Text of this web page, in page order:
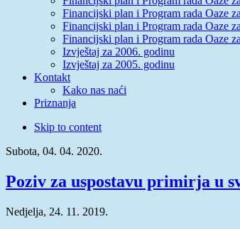
Financijski plan i Program rada Oaze
Financijski plan i Program rada Oaze
Financijski plan i Program rada Oaze
Izvještaj za 2006. godinu
Izvještaj za 2005. godinu
Kontakt
Kako nas naći
Priznanja
Skip to content
Subota, 04. 04. 2020.
Poziv za uspostavu primirja u
Nedjelja, 24. 11. 2019.